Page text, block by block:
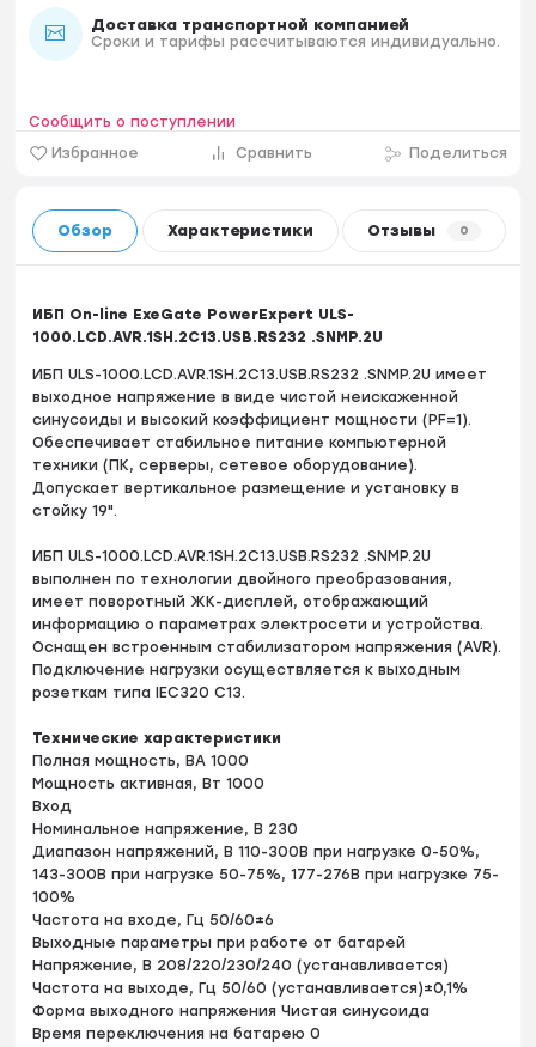
Доставка транспортной компанией
Сроки и тарифы рассчитываются индивидуально.
Избранное Сравнить Поделиться
Сообщить о поступлении
Обзор Характеристики Отзывы 0
ИБП On-line ExeGate PowerExpert ULS-
1000.LCD.AVR.1SH.2C13.USB.RS232 .SNMP.2U
ИБП ULS-1000.LCD.AVR.1SH.2C13.USB.RS232 .SNMP.2U имеет
выходное напряжение в виде чистой неискаженной
синусоиды и высокий коэффициент мощности (PF=1).
Обеспечивает стабильное питание компьютерной
техники (ПК, серверы, сетевое оборудование).
Допускает вертикальное размещение и установку в
стойку 19".
ИБП ULS-1000.LCD.AVR.1SH.2C13.USB.RS232 .SNMP.2U
выполнен по технологии двойного преобразования,
имеет поворотный ЖК-дисплей, отображающий
информацию о параметрах электросети и устройства.
Оснащен встроенным стабилизатором напряжения (AVR).
Подключение нагрузки осуществляется к выходным
розеткам типа IEC320 С13.
Технические характеристики
Полная мощность, ВА 1000
Мощность активная, Вт 1000
Вход
Номинальное напряжение, В 230
Диапазон напряжений, В 110-300В при нагрузке 0-50%,
143-300В при нагрузке 50-75%, 177-276В при нагрузке 75-
100%
Частота на входе, Гц 50/60±6
Выходные параметры при работе от батарей
Напряжение, В 208/220/230/240 (устанавливается)
Частота на выходе, Гц 50/60 (устанавливается)±0,1%
Форма выходного напряжения Чистая синусоида
Время переключения на батарею 0